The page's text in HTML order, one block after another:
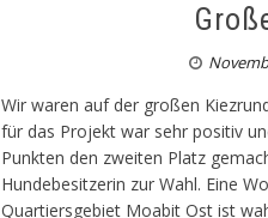
Wir waren auf der großen
für das Projekt war sehr positiv
Punkten den zweiten Platz
Hundebesitzerin zur Wahl. Eine
Quartiersgebiet Moabit Ost ist